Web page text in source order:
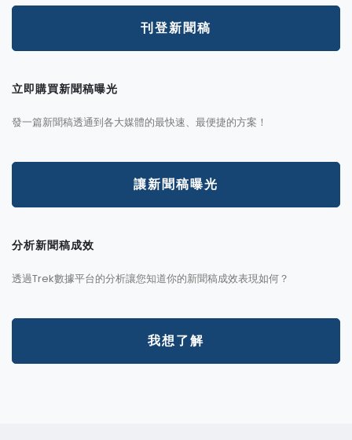
刊登新聞稿
立即購買新聞稿曝光
發一篇新聞稿透通到各大媒體的最快速、最便捷的方案！
讓新聞稿曝光
分析新聞稿成效
透過Trek數據平台的分析讓您知道你的新聞稿成效表現如何？
我想了解